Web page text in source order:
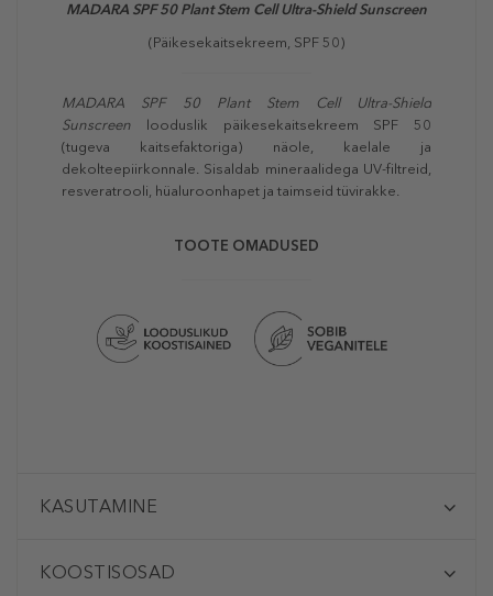
MADARA SPF 50 Plant Stem Cell Ultra-Shield Sunscreen
(Päikesekaitsekreem, SPF 50)
MADARA SPF 50 Plant Stem Cell Ultra-Shield
Sunscreen looduslik päikesekaitsekreem SPF 50
(tugeva kaitsefaktoriga) näole, kaelale ja
dekolteepiirkonnale. Sisaldab mineraalidega UV-filtreid,
resveratrooli, hüaluroonhapet ja taimseid tüvirakke.
TOOTE OMADUSED
KASUTAMINE
KOOSTISOSAD